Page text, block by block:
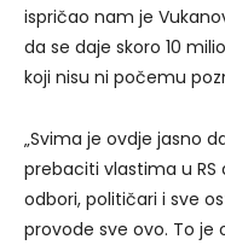
ispričao nam je
da se daje skoro 10
koji nisu ni počemu
„Svima je ovdje jasno
prebaciti vlastima u RS
odbori, političari i sve
provode sve ovo. To je